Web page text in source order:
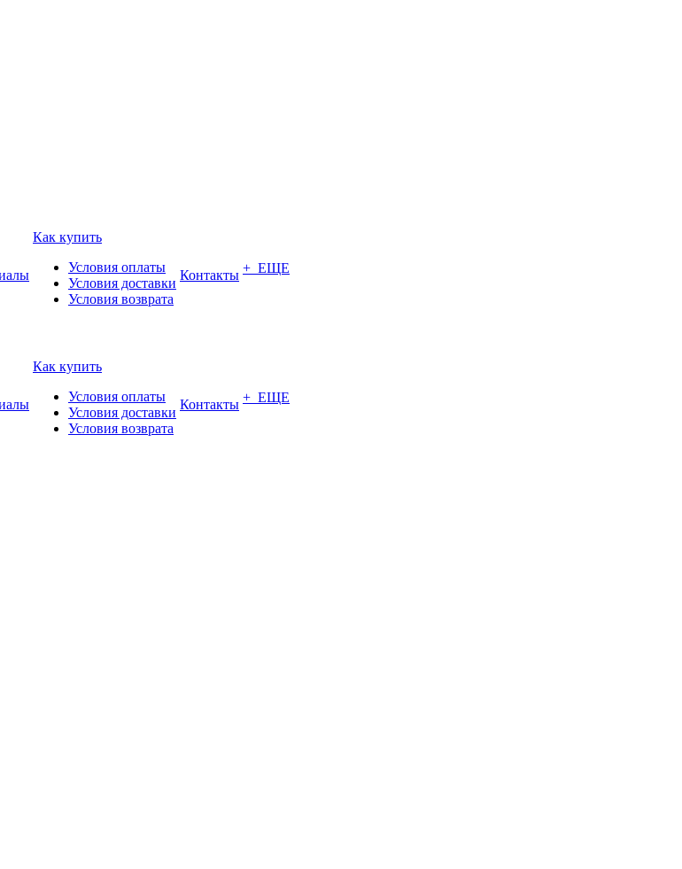
Как купить
Условия оплаты
Условия доставки
Условия возврата
Контакты + ЕЩЕ
Как купить
Условия оплаты
Условия доставки
Условия возврата
Контакты + ЕЩЕ